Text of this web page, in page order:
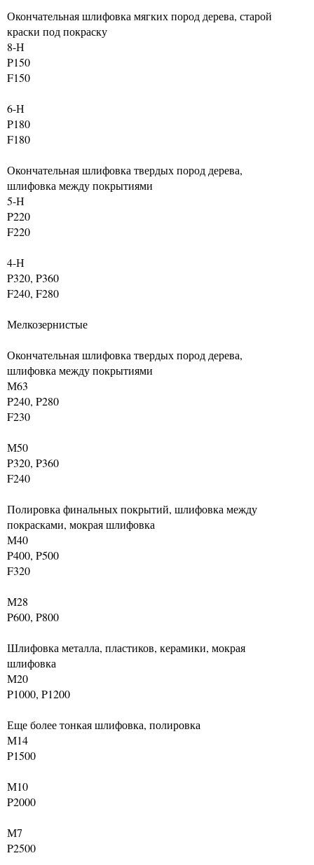
Окончательная шлифовка мягких пород дерева, старой
краски под покраску
8-Н
P150
F150
6-Н
P180
F180
Окончательная шлифовка твердых пород дерева,
шлифовка между покрытиями
5-Н
P220
F220
4-Н
P320, P360
F240, F280
Мелкозернистые
Окончательная шлифовка твердых пород дерева,
шлифовка между покрытиями
М63
P240, P280
F230
М50
P320, P360
F240
Полировка финальных покрытий, шлифовка между
покрасками, мокрая шлифовка
М40
P400, P500
F320
М28
P600, P800
Шлифовка металла, пластиков, керамики, мокрая
шлифовка
М20
P1000, P1200
Еще более тонкая шлифовка, полировка
М14
P1500
М10
P2000
М7
P2500